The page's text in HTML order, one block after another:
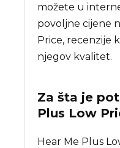
možete u
povoljne cijene
Price, recenzije
njegov kvalitet.
Za šta je
Plus Low
Hear Me Plus